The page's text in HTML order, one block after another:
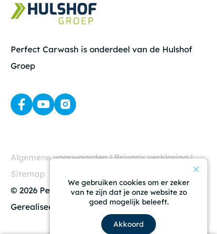
Perfect Carwash is onderdeel van de Hulshof
Groep
© 2026 Perfect Carwash
Gerealiseerd door
Mediakanjers
Algemene voorwaarden|Privacy verklaring|
Sitemap
We gebruiken cookies om er zeker
van te zijn dat je onze website zo
goed mogelijk beleeft.
Akkoord